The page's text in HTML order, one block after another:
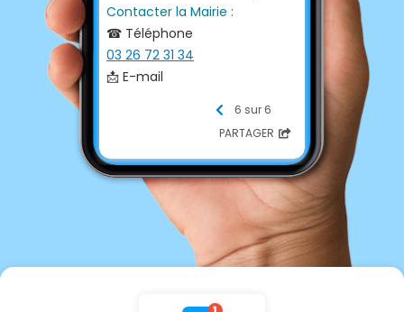
Contacter la Mairie :
☎ Téléphone
03 26 72 31 34
📩 E-mail
Horaires d'ouverture :
Jeudi de 08h45 à 12h et de 13h
à 17h00
6 sur 6
PARTAGER